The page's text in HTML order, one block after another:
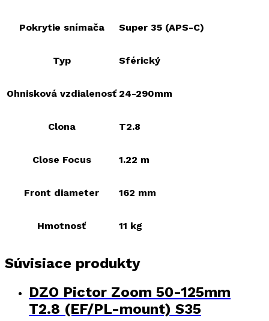
Pokrytie snímača Super 35 (APS-C)
Typ Sférický
Ohnisková vzdialenosť 24-290mm
Clona T2.8
Close Focus 1.22 m
Front diameter 162 mm
Hmotnosť 11 kg
Súvisiace produkty
DZO Pictor Zoom 50-125mm
T2.8 (EF/PL-mount) S35